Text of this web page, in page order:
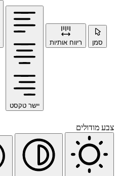
סמן ריווח אותיות
יישר טקסט
צבע מודולים